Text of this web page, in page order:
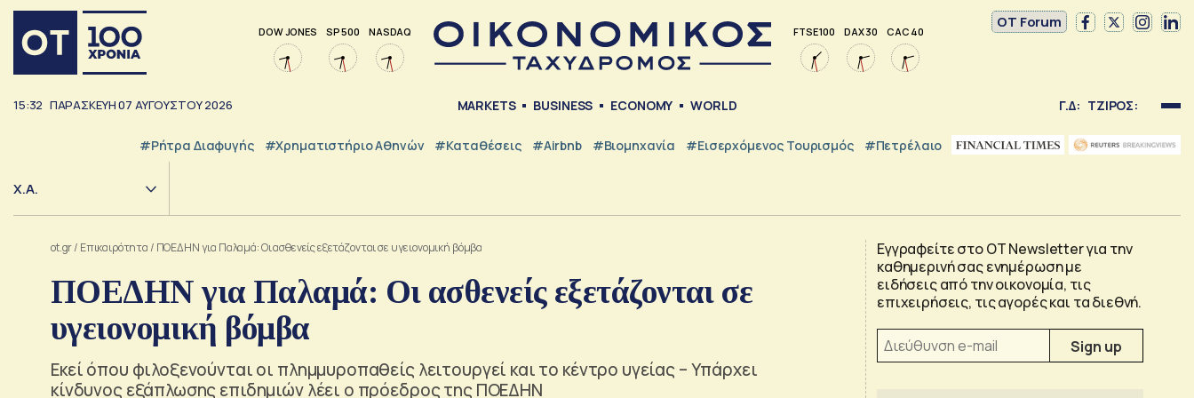
DOW JONES SP 500 NASDAQ FTSE 100 DAX 30 CAC 40
OT Forum
15:32 ΠΑΡΑΣΚΕΥΗ07 ΑΥΓΟΥΣΤΟΥ2026 MARKETS BUSINESS ECONOMY WORLD Γ.Δ: ΤΖΙΡΟΣ:
#ρήτρα Διαφυγής #Χρηματιστήριο Αθηνών #Καταθέσεις #Airbnb #Βιομηχανία #εισερχόμενος Τουρισμός #Πετρέλαιο
Χ.Α.
ot.gr/ Επικαιρότητα / ΠΟΕΔΗΝ για Παλαμά: Οι ασθενείς εξετάζονται σε υγειονομική βόμβα
ΠΟΕΔΗΝ για Παλαμά: Οι ασθενείς εξετάζονται σε
υγειονομική βόμβα
Εκεί όπου φιλοξενούνται οι πλημμυροπαθείς λειτουργεί και το κέντρο υγείας – Υπάρχει
κίνδυνος εξάπλωσης επιδημιών λέει ο πρόεδρος της ΠΟΕΔΗΝ
Εγγραφείτε στο OT Newsletter για την
καθημερινή σας ενημέρωση με
ειδήσεις από την οικονομία, τις
επιχειρήσεις, τις αγορές και τα διεθνή.